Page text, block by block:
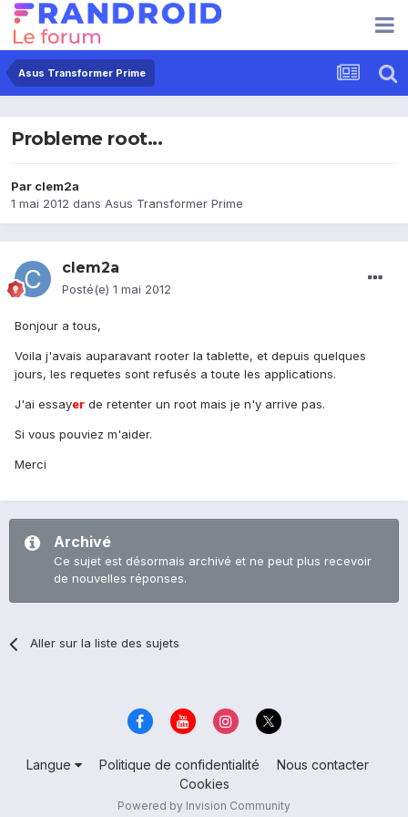
Asus Transformer Prime
Probleme root...
Par clem2a
1 mai 2012 dans Asus Transformer Prime
clem2a
Posté(e) 1 mai 2012
Bonjour a tous,
Voila j'avais auparavant rooter la tablette, et depuis quelques
jours, les requetes sont refusés a toute les applications.
J'ai essayer de retenter un root mais je n'y arrive pas.
Si vous pouviez m'aider.
Merci
Archivé
Ce sujet est désormais archivé et ne peut plus recevoir
de nouvelles réponses.
Aller sur la liste des sujets
Langue Politique de confidentialité
Nous contacter
Cookies
Powered by Invision Community